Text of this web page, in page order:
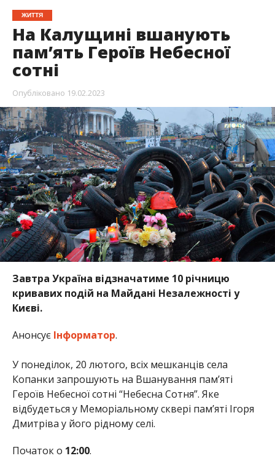
ЖИТТЯ
На Калущині вшанують
пам’ять Героїв Небесної
сотні
Опубліковано 19.02.2023
Завтра Україна відзначатиме 10 річницю
кривавих подій на Майдані Незалежності у
Києві.
Анонсує Інформатор.
У понеділок, 20 лютого, всіх мешканців села
Копанки запрошують на Вшанування пам’яті
Героїв Небесної сотні “Небесна Сотня”. Яке
відбудеться у Меморіальному сквері пам’яті Ігоря
Дмитріва у його рідному селі.
Початок о 12:00.